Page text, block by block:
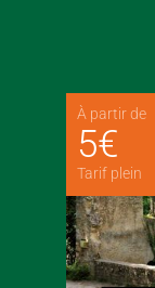
À partir de
5€
Tarif plein